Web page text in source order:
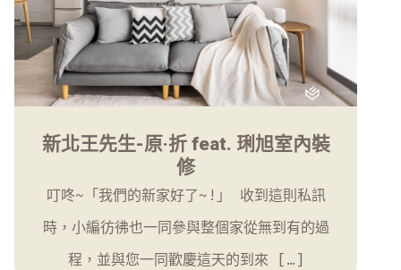
新北王先生-原·折 feat. 琍旭室內裝
修
叮咚~「我們的新家好了~!」 收到這則私訊
時，小編彷彿也一同參與整個家從無到有的過
程，並與您一同歡慶這天的到來 […]